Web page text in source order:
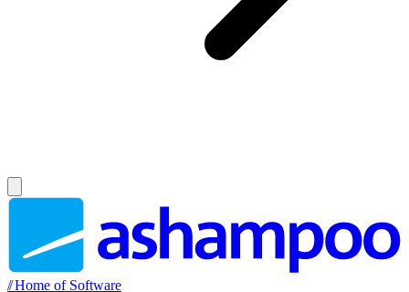
//Home of Software